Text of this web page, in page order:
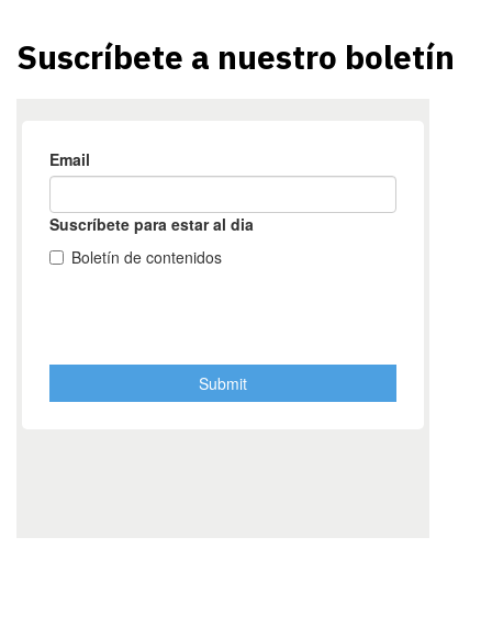
Suscríbete a nuestro boletín